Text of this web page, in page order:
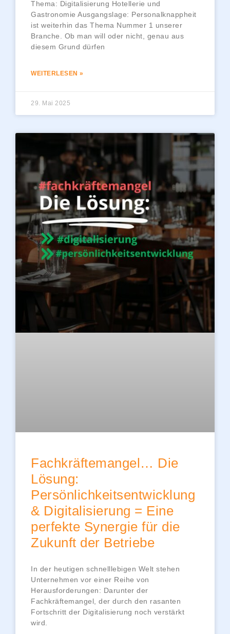
Thema: Digitalisierung Hotellerie und
Gastronomie Ausgangslage: Personalknappheit
ist weiterhin das Thema Nummer 1 unserer
Branche. Ob man will oder nicht, genau aus
diesem Grund dürfen
WEITERLESEN »
29. Mai 2025
Fachkräftemangel… Die
Lösung:
Persönlichkeitsentwicklung
& Digitalisierung = Eine
perfekte Synergie für die
Zukunft der Betriebe
In der heutigen schnelllebigen Welt stehen
Unternehmen vor einer Reihe von
Herausforderungen: Darunter der
Fachkräftemangel, der durch den rasanten
Fortschritt der Digitalisierung noch verstärkt
wird.